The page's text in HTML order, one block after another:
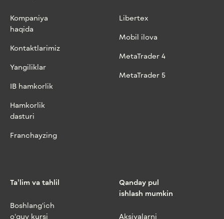
Kompaniya
haqida
Kontaktlarimiz
Yangiliklar
IB hamkorlik
Hamkorlik
dasturi
Franchayzing
Libertex
Mobil ilova
MetaTrader 4
MetaTrader 5
Ta’lim va tahlil
Boshlang‘ich
o‘quv kursi
Qanday pul
ishlash mumkin
Aksiyalarni